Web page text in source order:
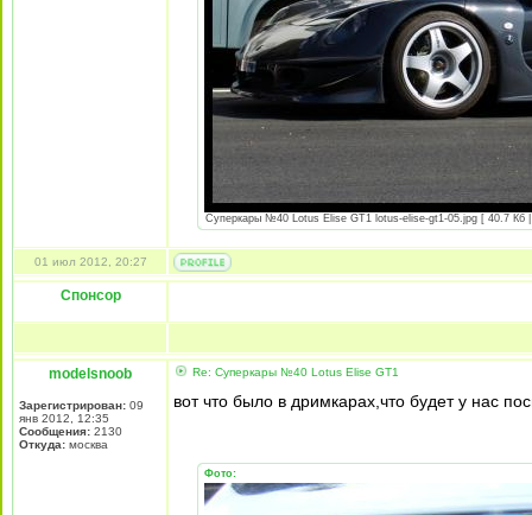
Суперкары №40 Lotus Еlise GT1 lotus-elise-gt1-05.jpg [ 40.7 Кб
01 июл 2012, 20:27
Спонсор
modelsnoob
Зарегистрирован: 09
янв 2012, 12:35
Сообщения: 2130
Откуда: москва
Re: Суперкары №40 Lotus Еlise GT1
вот что было в дримкарах,что будет у нас
Фото: